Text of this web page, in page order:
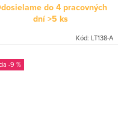
do 4 pracovných
dní>5 ks
Kód: LT138-A
-9 %